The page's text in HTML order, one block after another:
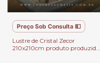
Preço Sob Consulta 💵
Lustre de Cristal Zecor
210x210cm produto produzido